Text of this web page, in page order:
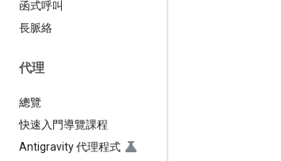
函式呼叫
長脈絡
代理
總覽
快速入門導覽課程
Antigravity 代理程式